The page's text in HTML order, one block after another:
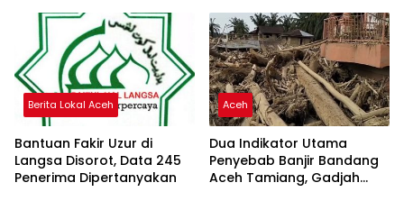
Berita Lokal Aceh
Bantuan Fakir Uzur di
Langsa Disorot, Data 245
Penerima Dipertanyakan
Aceh
Dua Indikator Utama
Penyebab Banjir Bandang
Aceh Tamiang, Gadjah